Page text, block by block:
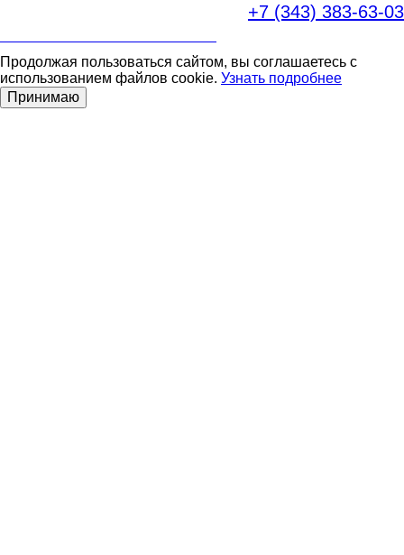
+7 (343) 383-63-03
Продолжая пользоваться сайтом, вы соглашаетесь с
использованием файлов cookie. Узнать подробнее
Принимаю